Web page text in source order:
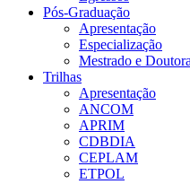
Pós-Graduação
Apresentação
Especialização
Mestrado e
Trilhas
Apresentação
ANCOM
APRIM
CDBDIA
CEPLAM
ETPOL